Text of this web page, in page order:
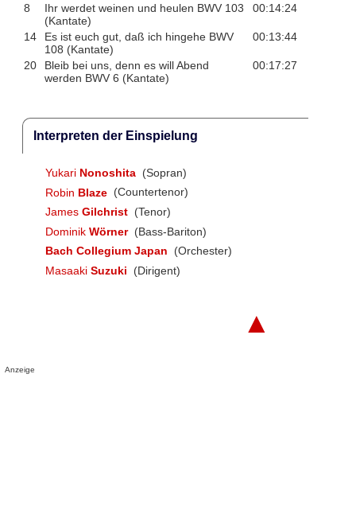
8
Ihr werdet weinen und heulen BWV 103
(Kantate)
00:14:24
14
Es ist euch gut, daß ich hingehe BWV
108 (Kantate)
00:13:44
20
Bleib bei uns, denn es will Abend
werden BWV 6 (Kantate)
00:17:27
Interpreten der Einspielung
Yukari Nonoshita (Sopran)
Robin Blaze (Countertenor)
James Gilchrist (Tenor)
Dominik Wörner (Bass-Bariton)
Bach Collegium Japan
(Orchester)
Masaaki Suzuki (Dirigent)
▲
Anzeige